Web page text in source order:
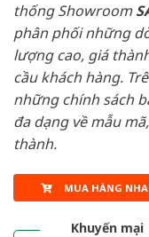
thống Showroom
phân phối những
lượng cao, giá
cầu khách hàng.
những chính sách
đa dạng về mẫu
thành.
MUA HÀNG
Khuyến mại